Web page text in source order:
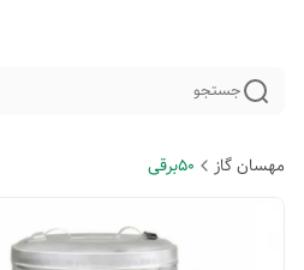
جستجو
مهسان گاز 50برقی